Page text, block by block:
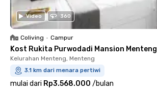
Video 360
Coliving • Campur
Kost Rukita Purwodadi Mansion Menteng
Kelurahan Menteng, Menteng
3.1 km dari menara pertiwi
mulai dari Rp3.568.000 /bulan